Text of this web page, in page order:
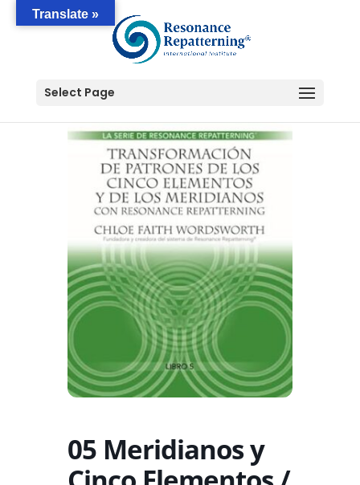
Select Page
05 Meridianos y
Translate »